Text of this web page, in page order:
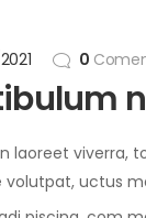
0
laoreet viverra,
uctus